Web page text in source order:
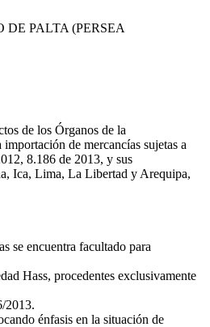
DE PALTA (PERSEA
de los Órganos de la
de mercancías sujetas a
8.186 de 2013, y sus
Ica, Lima, La Libertad y Arequipa,
se encuentra facultado para
Hass, procedentes exclusivamente
2013.
énfasis en la situación de